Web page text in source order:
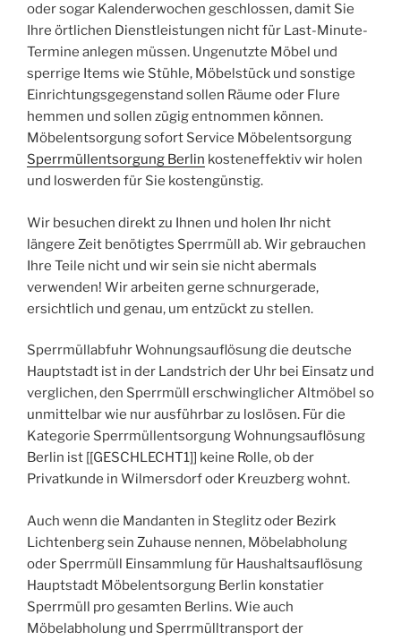
oder sogar Kalenderwochen geschlossen, damit Sie
Ihre örtlichen Dienstleistungen nicht für Last-Minute-
Termine anlegen müssen. Ungenutzte Möbel und
sperrige Items wie Stühle, Möbelstück und sonstige
Einrichtungsgegenstand sollen Räume oder Flure
hemmen und sollen zügig entnommen können.
Möbelentsorgung sofort Service Möbelentsorgung
Sperrmüllentsorgung Berlin kosteneffektiv wir holen
und loswerden für Sie kostengünstig.
Wir besuchen direkt zu Ihnen und holen Ihr nicht
längere Zeit benötigtes Sperrmüll ab. Wir gebrauchen
Ihre Teile nicht und wir sein sie nicht abermals
verwenden! Wir arbeiten gerne schnurgerade,
ersichtlich und genau, um entzückt zu stellen.
Sperrmüllabfuhr Wohnungsauflösung die deutsche
Hauptstadt ist in der Landstrich der Uhr bei Einsatz und
verglichen, den Sperrmüll erschwinglicher Altmöbel so
unmittelbar wie nur ausführbar zu loslösen. Für die
Kategorie Sperrmüllentsorgung Wohnungsauflösung
Berlin ist [[GESCHLECHT1]] keine Rolle, ob der
Privatkunde in Wilmersdorf oder Kreuzberg wohnt.
Auch wenn die Mandanten in Steglitz oder Bezirk
Lichtenberg sein Zuhause nennen, Möbelabholung
oder Sperrmüll Einsammlung für Haushaltsauflösung
Hauptstadt Möbelentsorgung Berlin konstatier
Sperrmüll pro gesamten Berlins. Wie auch
Möbelabholung und Sperrmülltransport der